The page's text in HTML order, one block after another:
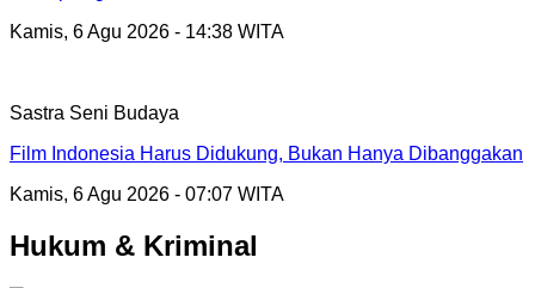
Kamis, 6 Agu 2026 - 14:38 WITA
Sastra Seni Budaya
Film Indonesia Harus Didukung, Bukan Hanya Dibanggakan
Kamis, 6 Agu 2026 - 07:07 WITA
Hukum & Kriminal